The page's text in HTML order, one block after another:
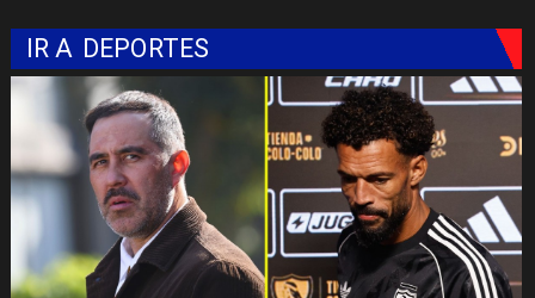
IR A DEPORTES